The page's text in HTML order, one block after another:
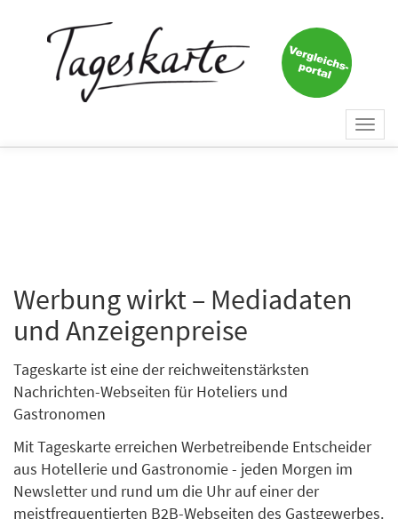
Werbung wirkt – Mediadaten
und Anzeigenpreise
Tageskarte ist eine der reichweitenstärksten
Nachrichten-Webseiten für Hoteliers und
Gastronomen
Mit Tageskarte erreichen Werbetreibende Entscheider
aus Hotellerie und Gastronomie - jeden Morgen im
Newsletter und rund um die Uhr auf einer der
meistfrequentierten B2B-Webseiten des Gastgewerbes.